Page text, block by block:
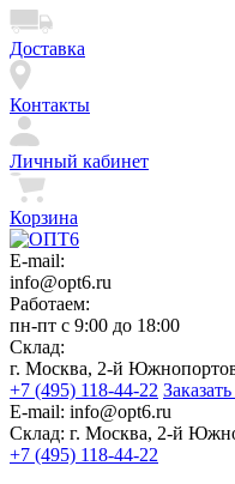
Доставка
Контакты
Личный кабинет
Корзина
E-mail:
info@opt6.ru
Работаем:
пн-пт с 9:00 до 18:00
Склад:
г. Москва, 2-й
+7 (495) 118-44-22
E-mail: info@opt6.ru
Склад: г. Москва, 2-й
+7 (495) 118-44-22